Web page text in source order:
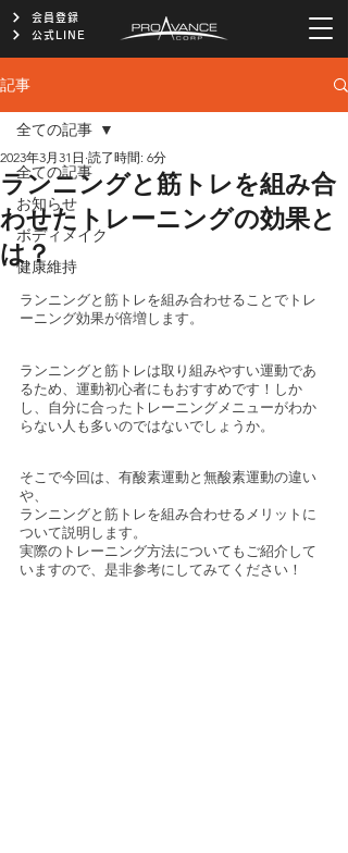
会員登録
公式LINE
記事
全ての記事
お知らせ
ボディメイク
健康維持
全ての記事
ランニングと筋トレを組み合
わせたトレーニングの効果と
は？
2023年3月31日 読了時間: 6分
ランニングと筋トレを組み合わせることでトレ
ーニング効果が倍増します。
ランニングと筋トレは取り組みやすい運動であ
るため、運動初心者にもおすすめです！しか
し、自分に合ったトレーニングメニューがわか
らない人も多いのではないでしょうか。
そこで今回は、有酸素運動と無酸素運動の違い
や、
ランニングと筋トレを組み合わせるメリットに
ついて説明します。
実際のトレーニング方法についてもご紹介して
いますので、是非参考にしてみてください！